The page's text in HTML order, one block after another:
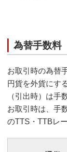
為替手数料
お取引時の為替
円貨を外貨にす
（引出時）は手
お取引時は、手
のTTS・TTBレ